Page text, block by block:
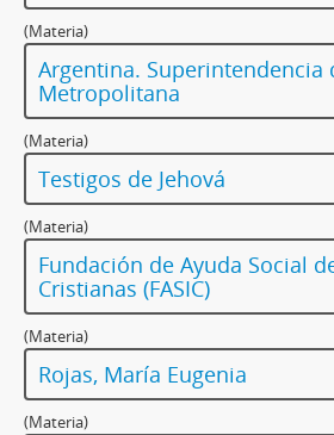
(Materia)
Argentina. Superintendencia
Metropolitana
(Materia)
Testigos de Jehová
(Materia)
Fundación de Ayuda Social
Cristianas (FASIC)
(Materia)
Rojas, María Eugenia
(Materia)